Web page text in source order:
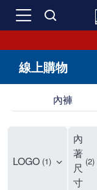
線上購物
內褲
LOGO 1
內
著
尺
寸
2